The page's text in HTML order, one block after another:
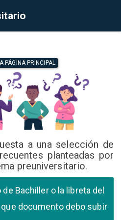
PÁGINA PRINCIPAL
a una selección de
planteadas por
preuniversitario.
Bachiller o la libreta del
documento debo subir